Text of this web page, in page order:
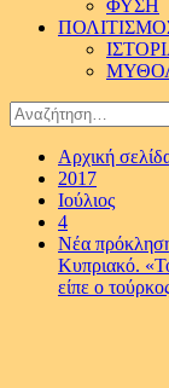
ΦΥΣΗ
Αναζήτηση
για:
Αρχική
2017
Ιούλιος
4
Νέα πρόκληση
Kυπριακό.
είπε ο